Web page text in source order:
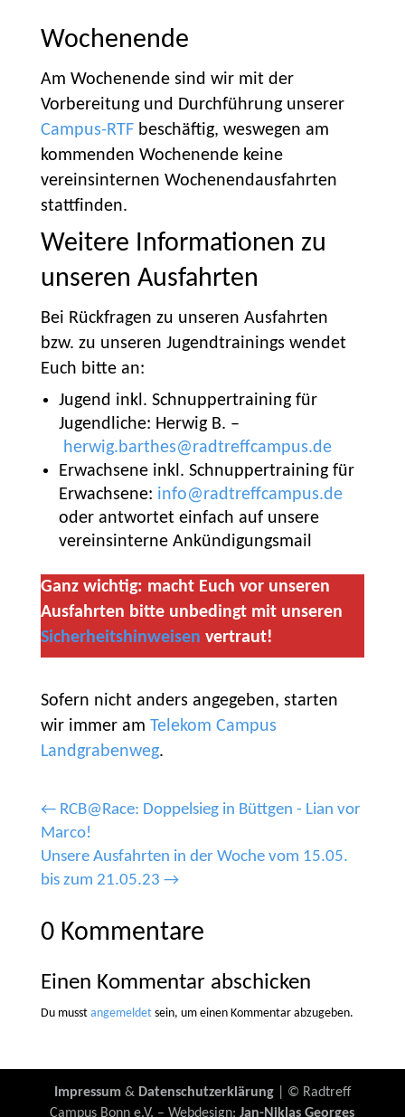
Wochenende
Am Wochenende sind wir mit der
Vorbereitung und Durchführung unserer
Campus-RTFbeschäftig, weswegen am
kommenden Wochenende keine
vereinsinternen Wochenendausfahrten
stattfinden.
Weitere Informationen zu
unseren Ausfahrten
Bei Rückfragen zu unseren Ausfahrten
bzw. zu unseren Jugendtrainings wendet
Euch bitte an:
Jugend inkl. Schnuppertraining für
Jugendliche: Herwig B. –
herwig.barthes@radtreffcampus.de
Erwachsene inkl. Schnuppertraining für
Erwachsene: info@radtreffcampus.de
oder antwortet einfach auf unsere
vereinsinterne Ankündigungsmail
Ganz wichtig: macht Euch vor unseren
Ausfahrten bitte unbedingt mit unseren
Sicherheitshinweisen vertraut!
Sofern nicht anders angegeben, starten
wir immer am Telekom Campus
Landgrabenweg.
← RCB@Race: Doppelsieg in Büttgen - Lian vor
Marco!
Unsere Ausfahrten in der Woche vom 15.05.
bis zum 21.05.23 →
0 Kommentare
Einen Kommentar abschicken
Du musst angemeldetsein, um einen Kommentar abzugeben.
Impressum& Datenschutzerklärung| © Radtreff
Campus Bonn e.V. – Webdesign:Jan-Niklas Georges